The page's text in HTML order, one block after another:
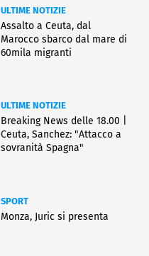
ULTIME NOTIZIE
Assalto a Ceuta, dal
Marocco sbarco dal mare di
60mila migranti
ULTIME NOTIZIE
Breaking News delle 18.00 |
Ceuta, Sanchez: "Attacco a
sovranità Spagna"
SPORT
Monza, Juric si presenta